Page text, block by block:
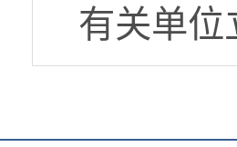
有关单位